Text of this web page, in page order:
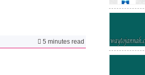
5 minutes read